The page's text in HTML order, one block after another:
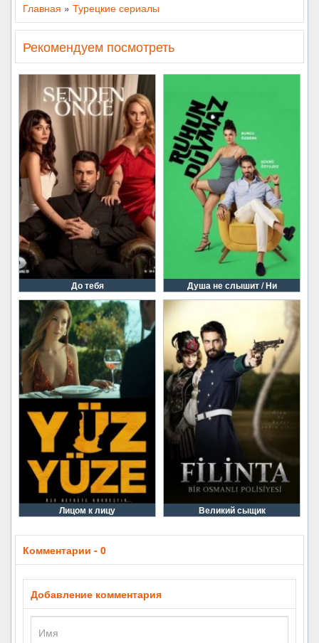
Главная » Турецкие сериалы
Рекомендуем посмотреть
До тебя Душа не слышит / Ни
Лицом к лицу Великий сыщик
Комментарии - 0
Добавление комментария